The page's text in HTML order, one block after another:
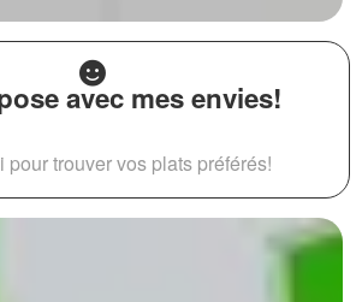
avec mes envies!
pour trouver vos plats préférés!